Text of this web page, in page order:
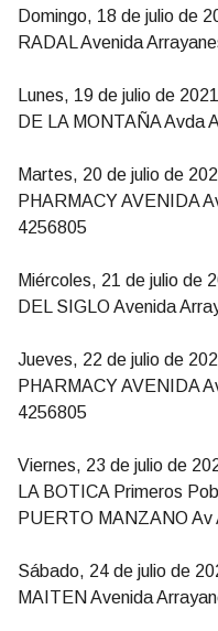
Domingo, 18 de julio de
RADAL Avenida
Lunes, 19 de julio de 2021
DE LA MONTAÑA Avda
Martes, 20 de julio de
PHARMACY AVENIDA
4256805
Miércoles, 21 de julio de
DEL SIGLO Avenida
Jueves, 22 de julio de
PHARMACY AVENIDA
4256805
Viernes, 23 de julio de
LA BOTICA Primeros
PUERTO MANZANO
Sábado, 24 de julio de
MAITEN Avenida